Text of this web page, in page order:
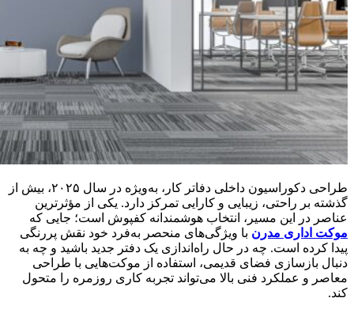
طراحی دکوراسیون داخلی دفاتر کار، به‌ویژه در سال ۲۰۲۵، بیش از
گذشته بر راحتی، زیبایی و کارایی تمرکز دارد. یکی از مؤثرترین
عناصر در این مسیر، انتخاب هوشمندانه کفپوش است؛ جایی که
موکت اداری مدرن با ویژگی‌های منحصر به‌فرد خود نقش پررنگی
پیدا کرده است. چه در حال راه‌اندازی یک دفتر جدید باشید و چه به
دنبال بازسازی فضای قدیمی، استفاده از موکت‌هایی با طراحی
معاصر و عملکرد فنی بالا می‌تواند تجربه کاری روزمره را متحول
کند.